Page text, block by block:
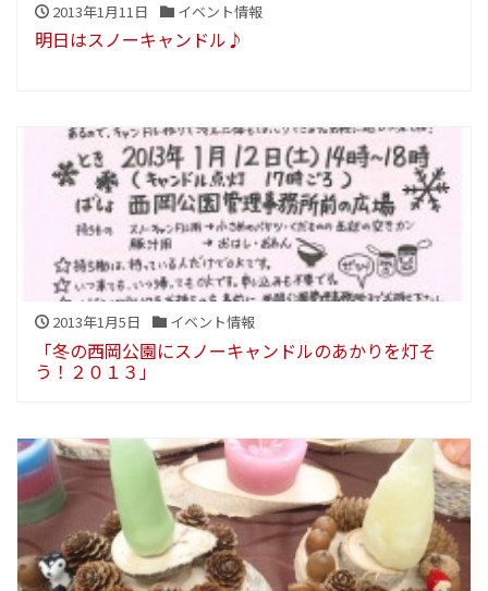
2013年1月11日 イベント情報
明日はスノーキャンドル♪
2013年1月5日 イベント情報
「冬の西岡公園にスノーキャンドルのあかりを灯そ
う！２０１３」